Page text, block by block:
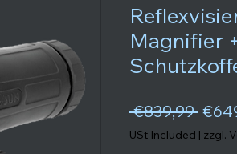
Magnifier
€839,99
USt Included | zzgl.